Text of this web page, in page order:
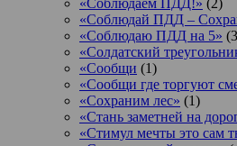
«Соблюдай ПДД –
«Соблюдаю ПДД на 5»
«Солдатский
«Сообщи (1)
«Сообщи где торгуют
«Сохраним лес» (1)
«Стань заметней на
«Стимул мечты это сам